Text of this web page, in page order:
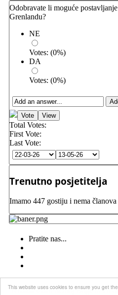
This website uses cookies to ensure you get
Odobravate li moguće
Grenlandu?
NE
Votes: (0%)
DA
Votes: (0%)
Total Votes:
First Vote:
Last Vote:
Trenutno posjetitelja
Imamo 447 gostiju i nema
Pratite nas...
Nikada izdati nemoj Boga ni